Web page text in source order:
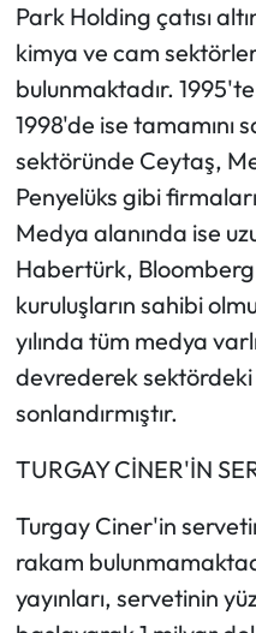
Park Holding çatısı
kimya ve cam
bulunmaktadır.
1998'de ise tamamını
sektöründe Ceytaş,
Penyelüks gibi
Medya alanında ise
Habertürk,
kuruluşların sahibi
yılında tüm medya
devrederek
sonlandırmıştır.
TURGAY CİNER'İN
Turgay Ciner'in
rakam
yayınları, servetinin